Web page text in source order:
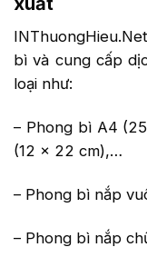
bì và cung cấp
loại như:
– Phong bì A4
(12 x 22 cm),…
– Phong bì nắp
– Phong bì nắp